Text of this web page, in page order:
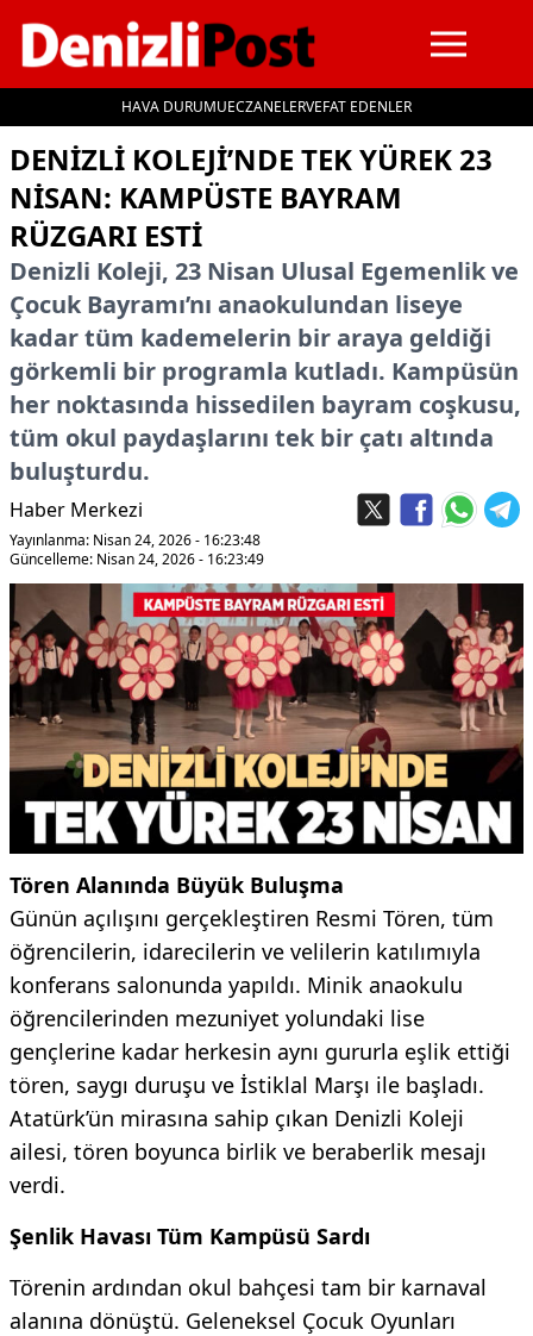
HAVA DURUMUECZANELERVEFAT EDENLER
İçeriğe geç
​DENIZLI KOLEJI’NDE TEK YÜREK 23
NISAN: KAMPÜSTE BAYRAM
RÜZGARI ESTI
​Denizli Koleji, 23 Nisan Ulusal Egemenlik ve
Çocuk Bayramı’nı anaokulundan liseye
kadar tüm kademelerin bir araya geldiği
görkemli bir programla kutladı. Kampüsün
her noktasında hissedilen bayram coşkusu,
tüm okul paydaşlarını tek bir çatı altında
buluşturdu.
Haber Merkezi
Yayınlanma: Nisan 24, 2026 - 16:23:48
Güncelleme: Nisan 24, 2026 - 16:23:49
Tören Alanında Büyük Buluşma
​Günün açılışını gerçekleştiren Resmi Tören, tüm
öğrencilerin, idarecilerin ve velilerin katılımıyla
konferans salonunda yapıldı. Minik anaokulu
öğrencilerinden mezuniyet yolundaki lise
gençlerine kadar herkesin aynı gururla eşlik ettiği
tören, saygı duruşu ve İstiklal Marşı ile başladı.
Atatürk’ün mirasına sahip çıkan Denizli Koleji
ailesi, tören boyunca birlik ve beraberlik mesajı
verdi.
​Şenlik Havası Tüm Kampüsü Sardı
​Törenin ardından okul bahçesi tam bir karnaval
alanına dönüştü. Geleneksel Çocuk Oyunları